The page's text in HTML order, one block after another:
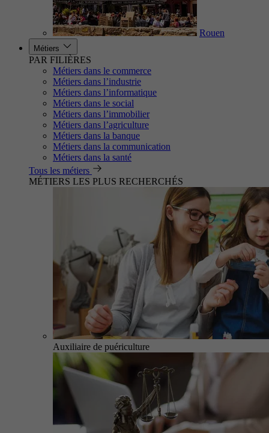
Rouen
Métiers
PAR FILIÈRES
Métiers dans le commerce
Métiers dans l’industrie
Métiers dans l’informatique
Métiers dans le social
Métiers dans l’immobilier
Métiers dans l’agriculture
Métiers dans la banque
Métiers dans la communication
Métiers dans la santé
Tous les métiers
MÉTIERS LES PLUS RECHERCHÉS
Auxiliaire de puériculture